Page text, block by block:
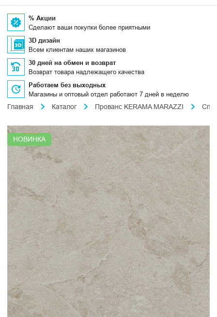
% Акции
Сделают ваши покупки более приятными
3D дизайн
Всем клиентам наших магазинов
30 дней на обмен и возврат
Возврат товара надлежащего качества
Работаем без выходных
Магазины и оптовый отдел работают 7 дней в неделю
Главная
Каталог Прованс KERAMA MARAZZI
НОВИНКА